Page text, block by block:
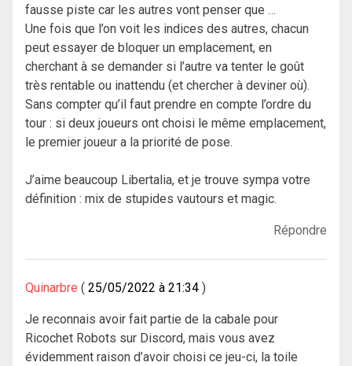
fausse piste car les autres vont penser que …
Une fois que l’on voit les indices des autres, chacun
peut essayer de bloquer un emplacement, en
cherchant à se demander si l’autre va tenter le goût
très rentable ou inattendu (et chercher à deviner où).
Sans compter qu’il faut prendre en compte l’ordre du
tour : si deux joueurs ont choisi le même emplacement,
le premier joueur a la priorité de pose.
J’aime beaucoup Libertalia, et je trouve sympa votre
définition : mix de stupides vautours et magic.
Répondre
Quinarbre 25/05/2022 à 21:34
Je reconnais avoir fait partie de la cabale pour
Ricochet Robots sur Discord, mais vous avez
évidemment raison d’avoir choisi ce jeu-ci, la toile